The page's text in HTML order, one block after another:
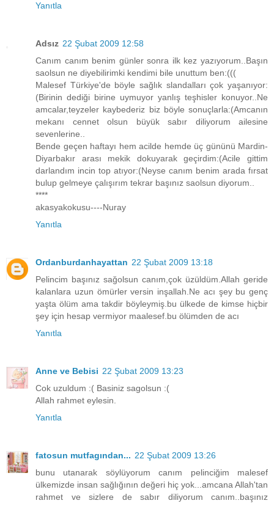
Yanıtla
Adsız 22 Şubat 2009 12:58
Canım canım benim günler sonra ilk kez yazıyorum..Başın
saolsun ne diyebilirimki kendimi bile unuttum ben:(((
Malesef Türkiye'de böyle sağlık slandalları çok yaşanıyor:
(Birinin dediği birine uymuyor yanlış teşhisler konuyor..Ne
amcalar,teyzeler kaybederiz biz böyle sonuçlarla:(Amcanın
mekanı cennet olsun büyük sabır diliyorum ailesine
sevenlerine..
Bende geçen haftayı hem acilde hemde üç gününü Mardin-
Diyarbakır arası mekik dokuyarak geçirdim:(Acile gittim
darlandım incin top atıyor:(Neyse canım benim arada fırsat
bulup gelmeye çalışırım tekrar başınız saolsun diyorum..
****
akasyakokusu----Nuray
Yanıtla
Ordanburdanhayattan 22 Şubat 2009 13:18
Pelincim başınız sağolsun canım,çok üzüldüm.Allah geride
kalanlara uzun ömürler versin inşallah.Ne acı şey bu genç
yaşta ölüm ama takdir böyleymiş.bu ülkede de kimse hiçbir
şey için hesap vermiyor maalesef.bu ölümden de acı
Yanıtla
Anne ve Bebisi 22 Şubat 2009 13:23
Cok uzuldum :( Basiniz sagolsun :(
Allah rahmet eylesin.
Yanıtla
fatosun mutfagından... 22 Şubat 2009 13:26
bunu utanarak söylüyorum canım pelinciğim malesef
ülkemizde insan sağlığının değeri hiç yok...amcana Allah'tan
rahmet ve sizlere de sabır diliyorum canım..başınız